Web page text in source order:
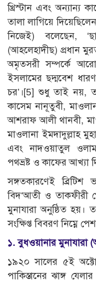
খ্রিস্টান এবং অন্যান্য
তালা লাগিয়ে
নিজেই) বলেছেন,
(আহলেহাদীছ) প্রধান
অমৃতসরী সম্পর্কে আরো
ইসলামের ছদ্মবেশ
চর’।[5] শুধু তাই নয়,
কাসেম নানূতুবী,
আশরাফ আলী থানবী,
মাওলানা ইমদাদুল্লাহ
এবং নাদওয়াতুল
পথভ্রষ্ট ও কাফের আখ্যা
সঙ্গতকারণেই
বিদ‘আতী ও তাকফীরী
মুনাযারা অনুষ্ঠিত হয়।
সংক্ষিপ্ত বিবরণ নিম্নে
১. বুধওয়ানার মুনাযারা
১৯২০ সালের ৫ই
পাকিস্তানের ঝাঙ্গ